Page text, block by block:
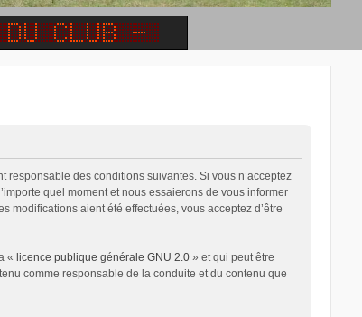
responsable des conditions suivantes. Si vous n’acceptez
quel moment et nous essaierons de vous informer
aient été effectuées, vous acceptez d’être
« licence publique générale GNU 2.0» et qui peut être
comme responsable de la conduite et du contenu que